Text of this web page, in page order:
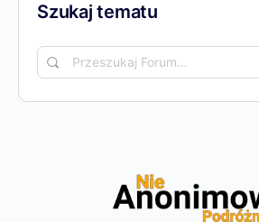
Szukaj tematu
Przeszukaj
Forum…